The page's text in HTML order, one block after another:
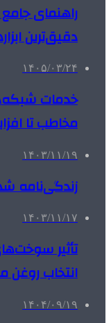
راهنمای
دقیق‌ترین
۱۴۰۵/۰۳/۲۴
مخاطب تا
۱۴۰۳/۱۱/۱۹
زندگی‌نامه
۱۴۰۳/۱۱/۱۷
انتخاب روغن
۱۴۰۴/۰۹/۱۹